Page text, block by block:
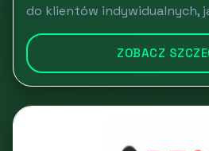
do klientów indywidualnych,
ZOBACZ